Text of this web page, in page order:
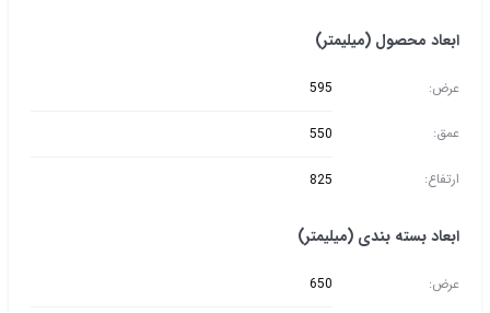
ابعاد محصول (میلیمتر)
عرض: 595
عمق: 550
ارتفاع: 825
ابعاد بسته بندی (میلیمتر)
عرض: 650